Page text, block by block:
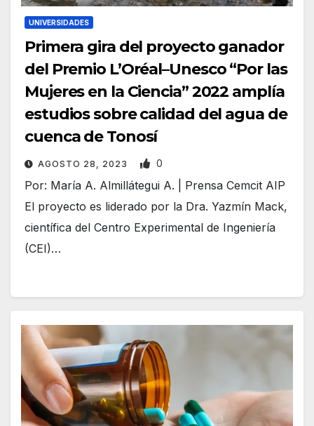
UNIVERSIDADES
Primera gira del proyecto ganador
del Premio L’Oréal–Unesco “Por las
Mujeres en la Ciencia” 2022 amplía
estudios sobre calidad del agua de
cuenca de Tonosí
AGOSTO 28, 2023 0
Por: María A. Almillátegui A. | Prensa Cemcit AIP
El proyecto es liderado por la Dra. Yazmín Mack,
científica del Centro Experimental de Ingeniería
(CEI)…